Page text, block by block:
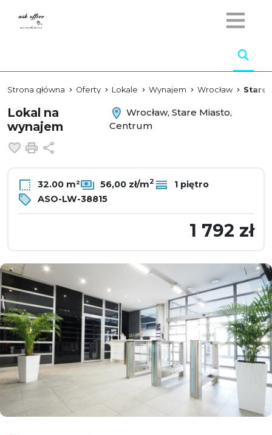
Strona główna Oferty Lokale Wynajem Wrocław Stare
Lokal na
wynajem
Wrocław, Stare Miasto,
Centrum
Dodaj do ulubionych
Drukuj
32.00 m² 56,00 zł/m2
1 piętro
ASO-LW-38815
1 792 zł